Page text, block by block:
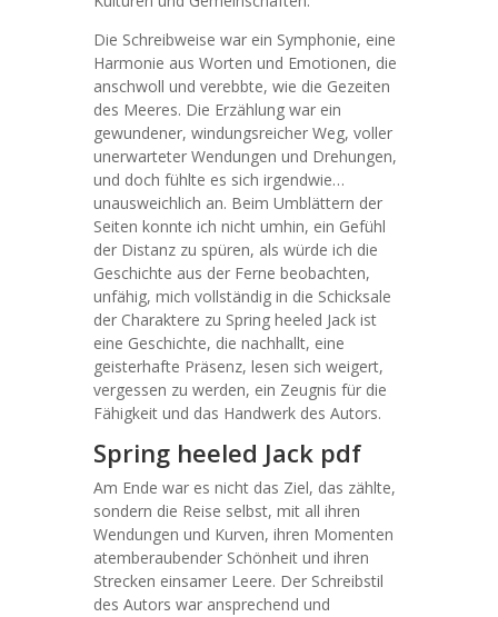
Die Schreibweise war ein Symphonie, eine
Harmonie aus Worten und Emotionen, die
anschwoll und verebbte, wie die Gezeiten
des Meeres. Die Erzählung war ein
gewundener, windungsreicher Weg, voller
unerwarteter Wendungen und Drehungen,
und doch fühlte es sich irgendwie…
unausweichlich an. Beim Umblättern der
Seiten konnte ich nicht umhin, ein Gefühl
der Distanz zu spüren, als würde ich die
Geschichte aus der Ferne beobachten,
unfähig, mich vollständig in die Schicksale
der Charaktere zu Spring heeled Jack ist
eine Geschichte, die nachhallt, eine
geisterhafte Präsenz, lesen sich weigert,
vergessen zu werden, ein Zeugnis für die
Fähigkeit und das Handwerk des Autors.
Spring heeled Jack pdf
Am Ende war es nicht das Ziel, das zählte,
sondern die Reise selbst, mit all ihren
Wendungen und Kurven, ihren Momenten
atemberaubender Schönheit und ihren
Strecken einsamer Leere. Der Schreibstil
des Autors war ansprechend und